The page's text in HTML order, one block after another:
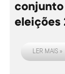
eleições
LER MAIS »